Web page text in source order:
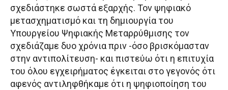
σχεδιάστηκε σωστά εξαρχής. Τον ψηφιακό
μετασχηματισμό και τη δημιουργία του
Υπουργείου Ψηφιακής Μεταρρύθμισης τον
σχεδιάζαμε δυο χρόνια πριν -όσο βρισκόμασταν
στην αντιπολίτευση- και πιστεύω ότι η επιτυχία
του όλου εγχειρήματος έγκειται στο γεγονός ότι
αφενός αντιληφθήκαμε ότι η ψηφιοποίηση του